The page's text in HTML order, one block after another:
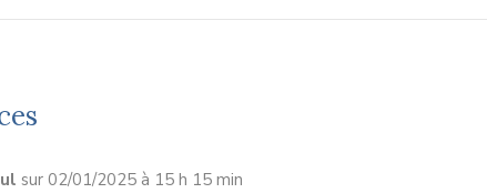
sur 02/01/2025 à 15 h 15 min